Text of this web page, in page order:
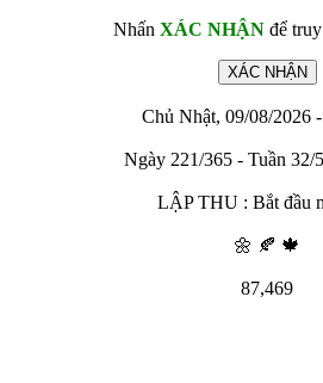
Nhấn XÁC NHẬNđể truy
Chủ Nhật, 09/08/2026
Ngày 221/365 - Tuần 32/
LẬP THU : Bắt đầu
🌼 🍂 🍁
87,469